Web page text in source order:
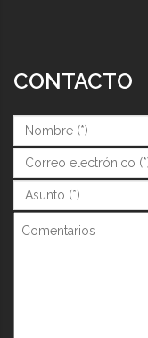
CONTACTO
Nombre (*)*
Correo (*)*
Asunto (*)*
Comentarios